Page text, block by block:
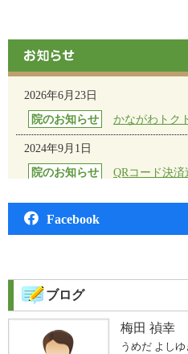
2026年6月23日
院のお知らせ
かながわトク
2024年9月1日
院のお知らせ
QRコード決
2024年4月20日
院のお知らせ
ブログ
新着ブログを公開
2021年3月1日
院のお知らせ
ネット予約の
Facebook
ブログ
梅田 禎幸
うめだ よしゆ